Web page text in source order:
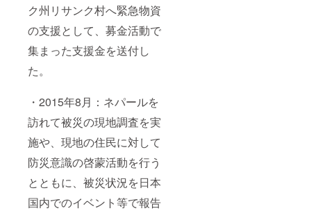
ク州リサンク村へ緊急物資
の支援として、募金活動で
集まった支援金を送付し
た。
・2015年8月：ネパールを
訪れて被災の現地調査を実
施や、現地の住民に対して
防災意識の啓蒙活動を行う
とともに、被災状況を日本
国内でのイベント等で報告